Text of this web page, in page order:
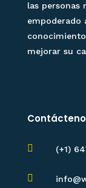
las personas
empoderado
mejorar su
 (+1)
